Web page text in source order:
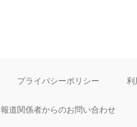
プライバシーポリシー 利
報道関係者からのお問い合わせ